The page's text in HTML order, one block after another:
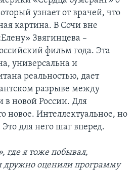
узнает от врачей, что
картина. В Сочи вне
Звягинцева –
фильм года. Эта
универсальна и
реальностью, дает
разрыве между
новой России. Для
новое. Интеллектуальное, но
для него шаг вперед.
где я тоже побывал,
дружно оценили программу